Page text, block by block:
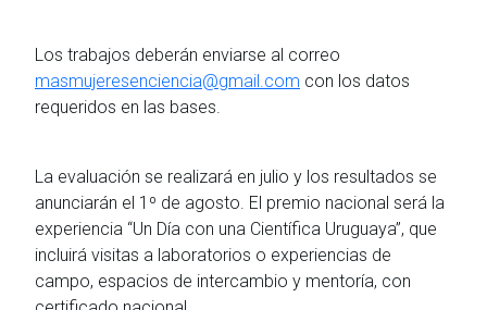
Los trabajos deberán enviarse al correo
masmujeresenciencia@gmail.com con los datos
requeridos en las bases.
La evaluación se realizará en julio y los resultados se
anunciarán el 1º de agosto. El premio nacional será la
experiencia “Un Día con una Científica Uruguaya”, que
incluirá visitas a laboratorios o experiencias de
campo, espacios de intercambio y mentoría, con